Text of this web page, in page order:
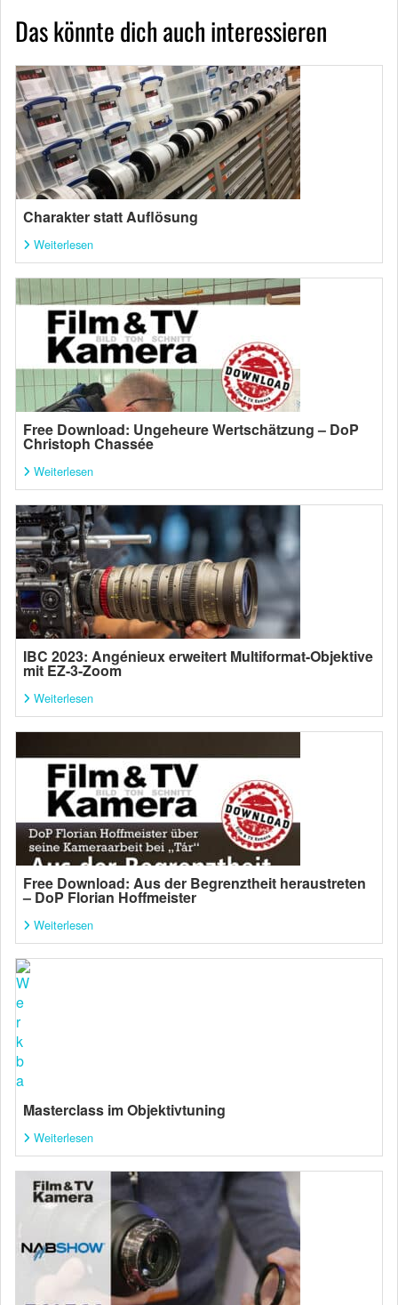
Das könnte dich auch interessieren
Charakter statt Auflösung
Weiterlesen
Free Download: Ungeheure Wertschätzung – DoP
Christoph Chassée
Weiterlesen
IBC 2023: Angénieux erweitert Multiformat-Objektive
mit EZ-3-Zoom
Weiterlesen
Free Download: Aus der Begrenztheit heraustreten
– DoP Florian Hoffmeister
Weiterlesen
Masterclass im Objektivtuning
Weiterlesen